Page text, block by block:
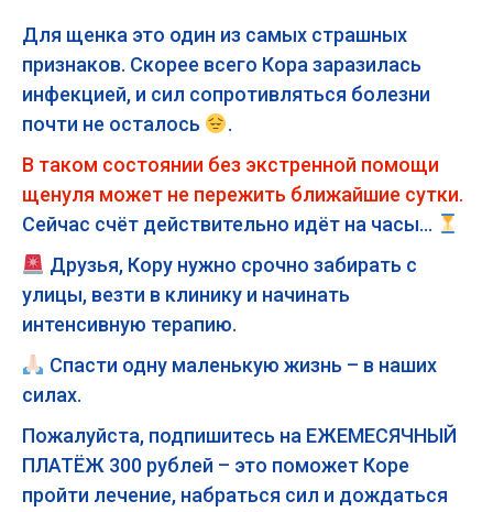
Для щенка это один из самых страшных
признаков. Скорее всего Кора заразилась
инфекцией, и сил сопротивляться болезни
почти не осталось
.
В таком состоянии без экстренной помощи
щенуля может не пережить ближайшие сутки.
Сейчас счёт действительно идёт на часы…
Друзья, Кору нужно срочно забирать с
улицы, везти в клинику и начинать
интенсивную терапию.
Спасти одну маленькую жизнь – в наших
силах.
Пожалуйста, подпишитесь на ЕЖЕМЕСЯЧНЫЙ
ПЛАТЁЖ 300 рублей – это поможет Коре
пройти лечение, набраться сил и дождаться